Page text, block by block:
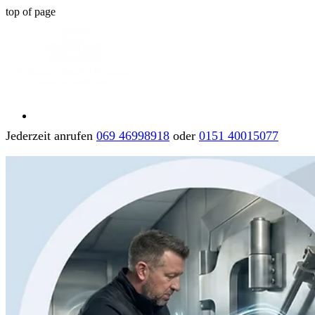
top of page
Jederzeit anrufen 069 46998918 oder 0151 40015077